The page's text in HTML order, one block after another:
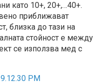
като 10+, 20+,…40+.
приближават
близка до тази на
стойност е между
се използва мед с